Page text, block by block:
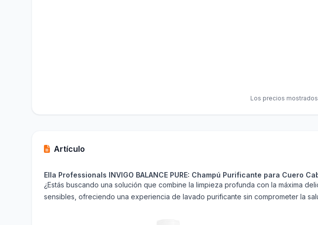
Los precios
Artículo
Ella Professionals INVIGO BALANCE PURE: Champú Purificante para Cuero
¿Estás buscando una solución que combine la limpieza profunda con la máxima
sensibles, ofreciendo una experiencia de lavado purificante sin comprometer la